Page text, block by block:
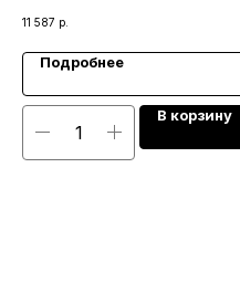
11 587 р.
Подробнее
В корзину